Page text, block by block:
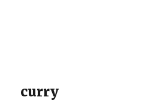
curry